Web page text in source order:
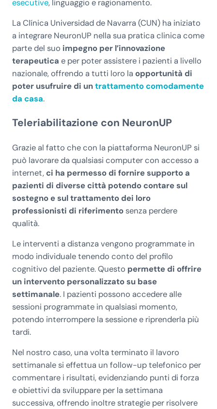
esecutive, linguaggio e ragionamento.
La Clínica Universidad de Navarra (CUN) ha iniziato
a integrare NeuronUP nella sua pratica clinica come
parte del suo impegno per l’innovazione
terapeutica e per poter assistere i pazienti a livello
nazionale, offrendo a tutti loro la opportunità di
poter usufruire di untrattamento comodamente
da casa.
Teleriabilitazione con NeuronUP
Grazie al fatto che con la piattaforma NeuronUP si
può lavorare da qualsiasi computer con accesso a
internet, ci ha permesso di fornire supporto a
pazienti di diverse città potendo contare sul
sostegno e sul trattamento dei loro
professionisti di riferimentosenza perdere
qualità.
Le interventi a distanza vengono programmate in
modo individuale tenendo conto del profilo
cognitivo del paziente. Questo permette di offrire
un intervento personalizzato su base
settimanale. I pazienti possono accedere alle
sessioni programmate in qualsiasi momento,
potendo interrompere la sessione e riprenderla più
tardi.
Nel nostro caso, una volta terminato il lavoro
settimanale si effettua un follow-up telefonico per
commentare i risultati, evidenziando punti di forza
e obiettivi da sviluppare per la settimana
successiva, offrendo inoltre strategie per risolvere